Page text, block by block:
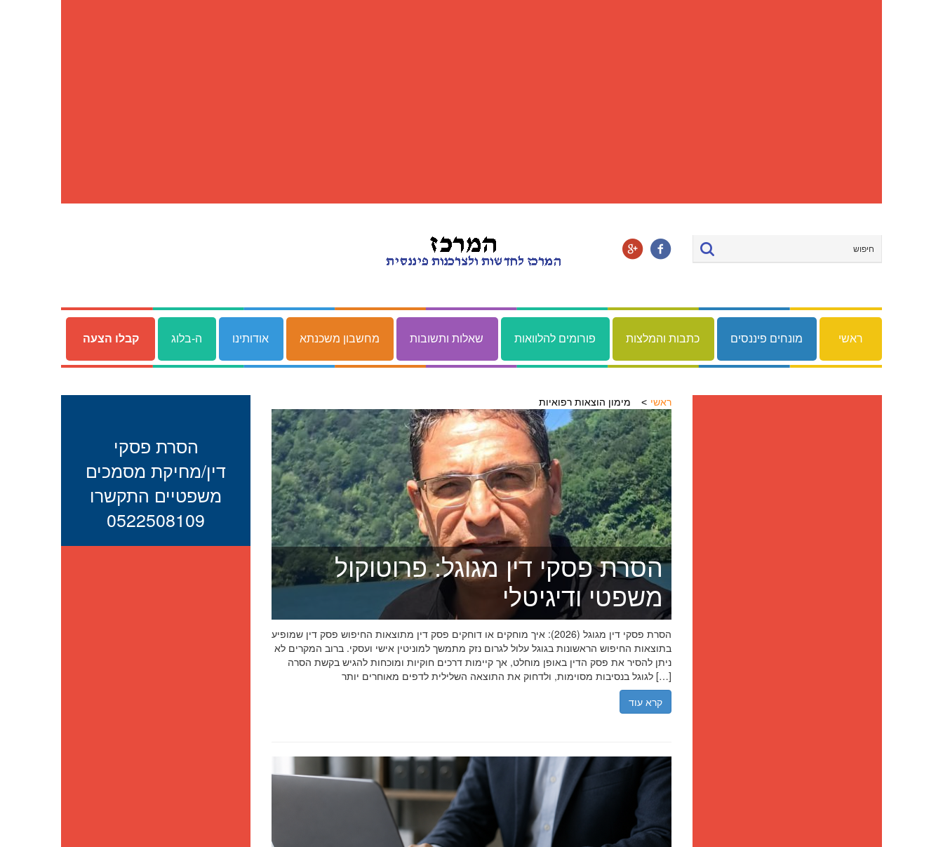
ראשי מונחים פיננסים כתבות והמלצות פורומים להלוואות שאלות ותשובות מחשבון משכנתא אודותינו ה-בלוג קבלו הצעה
ראשי מימון הוצאות רפואיות
הסרת פסקי דין מגוגל: פרוטוקול
משפטי ודיגיטלי
הסרת פסקי דין מגוגל (2026): איך מוחקים או דוחקים פסק דין מתוצאות החיפוש פסק דין שמופיע
בתוצאות החיפוש הראשונות בגוגל עלול לגרום נזק מתמשך למוניטין אישי ועסקי. ברוב המקרים לא
ניתן להסיר את פסק הדין באופן מוחלט, אך קיימות דרכים חוקיות ומוכחות להגיש בקשת הסרה
לגוגל בנסיבות מסוימות, ולדחוק את התוצאה השלילית לדפים מאוחרים יותר […]
קרא עוד
הסרת פסקי
דין/מחיקת מסמכים
משפטיים התקשרו
0522508109